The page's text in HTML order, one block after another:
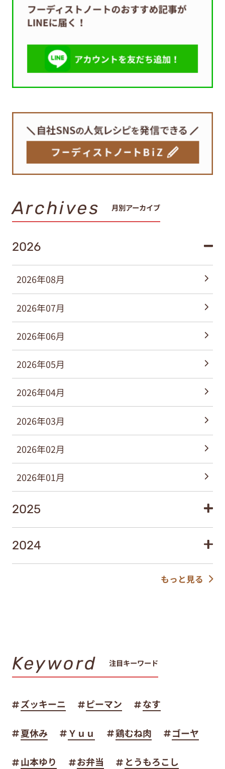
Archives 月別アーカイブ
2026
2026年08月
2026年07月
2026年06月
2026年05月
2026年04月
2026年03月
2026年02月
2026年01月
2025
2024
もっと見る
Keyword 注目キーワード
ズッキーニ ピーマン なす
夏休み Ｙｕｕ 鶏むね肉 ゴーヤ
山本ゆり お弁当 とうもろこし